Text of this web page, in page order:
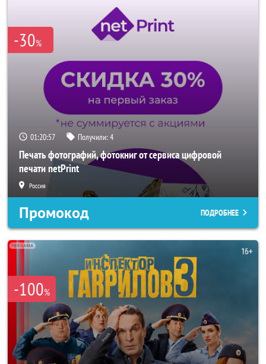
-30%
01:20:56 Получили:4
Печать фотографий, фотокниг от сервиса цифровой
печати netPrint
Россия
Промокод ПОДРОБНЕЕ
-100%